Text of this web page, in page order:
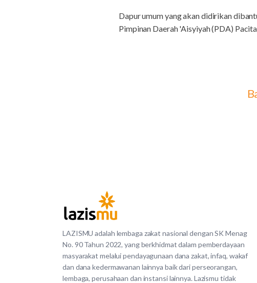
Dapur umum yang akan didirikan
Pimpinan Daerah 'Aisyiyah (PDA)
LAZISMU adalah lembaga zakat nasional dengan SK Menag
No. 90 Tahun 2022, yang berkhidmat dalam pemberdayaan
masyarakat melalui pendayagunaan dana zakat, infaq, wakaf
dan dana kedermawanan lainnya baik dari perseorangan,
lembaga, perusahaan dan instansi lainnya. Lazismu tidak